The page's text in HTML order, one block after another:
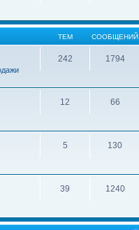
ТЕМ СООБЩЕНИЙ
242 1794
12 66
5 130
39 1240